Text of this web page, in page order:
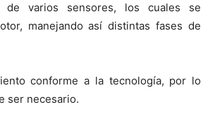
de varios sensores, los cuales se
manejando así distintas fases de
conforme a la tecnología, por lo
ser necesario.